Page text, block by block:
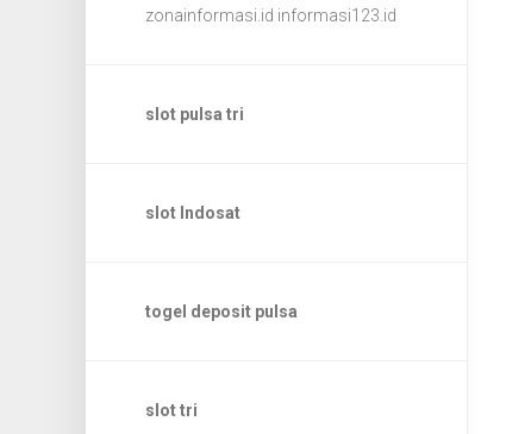
zonainformasi.id informasi123.id
slot pulsa tri
slot Indosat
togel deposit pulsa
slot tri